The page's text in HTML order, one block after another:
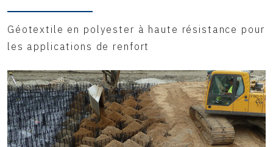
Géotextile en polyester à haute résistance pour
les applications de renfort